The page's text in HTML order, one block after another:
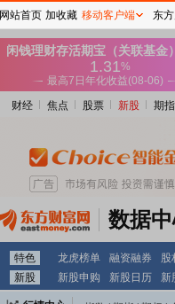
财经 焦点 股票 新股 期指
数据
特色 龙虎榜单 融资融券 股
新股
新股申购 新股日历 新
网站首页 加收藏 移动客户端 东